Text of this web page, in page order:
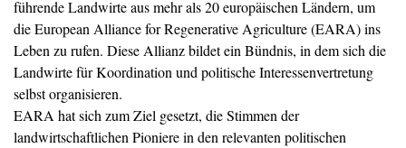
führende Landwirte aus mehr als 20 europäischen Ländern, um
die European Alliance for Regenerative Agriculture (EARA) ins
Leben zu rufen. Diese Allianz bildet ein Bündnis, in dem sich die
Landwirte für Koordination und politische Interessenvertretung
selbst organisieren.
EARA hat sich zum Ziel gesetzt, die Stimmen der
landwirtschaftlichen Pioniere in den relevanten politischen